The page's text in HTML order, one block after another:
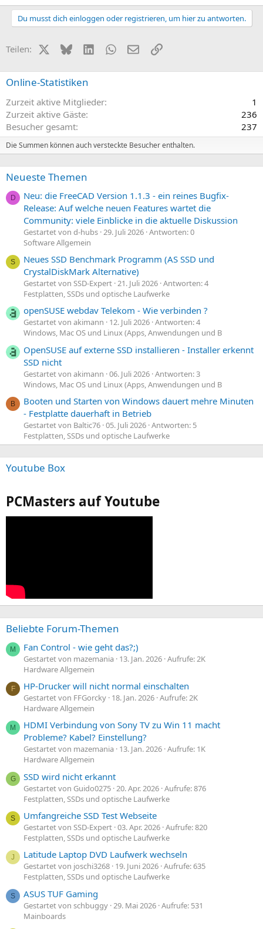
Du musst dich einloggen oder registrieren, um hier zu antworten.
Teilen: X (Twitter)
BlueskyLinkedInWhatsApp
E-MailLink
Online-Statistiken
Zurzeit aktive Mitglieder
1
Zurzeit aktive Gäste
236
Besucher gesamt
237
Die Summen können auch versteckte Besucher enthalten.
Neueste Themen
D
Neu: die FreeCAD Version 1.1.3 - ein reines Bugfix-
Release: Auf welche neuen Features wartet die
Community: viele Einblicke in die aktuelle Diskussion
Gestartet von d-hubs 29. Juli 2026 Antworten: 0
Software Allgemein
S
Neues SSD Benchmark Programm (AS SSD und
CrystalDiskMark Alternative)
Gestartet von SSD-Expert 21. Juli 2026 Antworten: 4
Festplatten, SSDs und optische Laufwerke
openSUSE webdav Telekom - Wie verbinden ?
Gestartet von akimann 12. Juli 2026 Antworten: 4
Windows, Mac OS und Linux (Apps, Anwendungen und B
OpenSUSE auf externe SSD installieren - Installer erkennt
SSD nicht
Gestartet von akimann 06. Juli 2026 Antworten: 3
Windows, Mac OS und Linux (Apps, Anwendungen und B
B
Booten und Starten von Windows dauert mehre Minuten
- Festplatte dauerhaft in Betrieb
Gestartet von Baltic76 05. Juli 2026 Antworten: 5
Festplatten, SSDs und optische Laufwerke
Youtube Box
PCMasters auf Youtube
Beliebte Forum-Themen
M Fan Control - wie geht das?;)
Gestartet von mazemania 13. Jan. 2026 Aufrufe: 2K
Hardware Allgemein
F HP-Drucker will nicht normal einschalten
Gestartet von FFGorcky 18. Jan. 2026 Aufrufe: 2K
Hardware Allgemein
M
HDMI Verbindung von Sony TV zu Win 11 macht
Probleme? Kabel? Einstellung?
Gestartet von mazemania 13. Jan. 2026 Aufrufe: 1K
Hardware Allgemein
G SSD wird nicht erkannt
Gestartet von Guido0275 20. Apr. 2026 Aufrufe: 876
Festplatten, SSDs und optische Laufwerke
S Umfangreiche SSD Test Webseite
Gestartet von SSD-Expert 03. Apr. 2026 Aufrufe: 820
Festplatten, SSDs und optische Laufwerke
J Latitude Laptop DVD Laufwerk wechseln
Gestartet von joschi3268 19. Juni 2026 Aufrufe: 635
Festplatten, SSDs und optische Laufwerke
S ASUS TUF Gaming
Gestartet von schbuggy 29. Mai 2026 Aufrufe: 531
Mainboards